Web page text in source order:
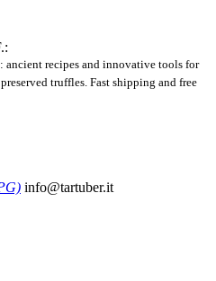
ancient recipes and innovative tools for
truffles. Fast shipping and free
info@tartuber.it